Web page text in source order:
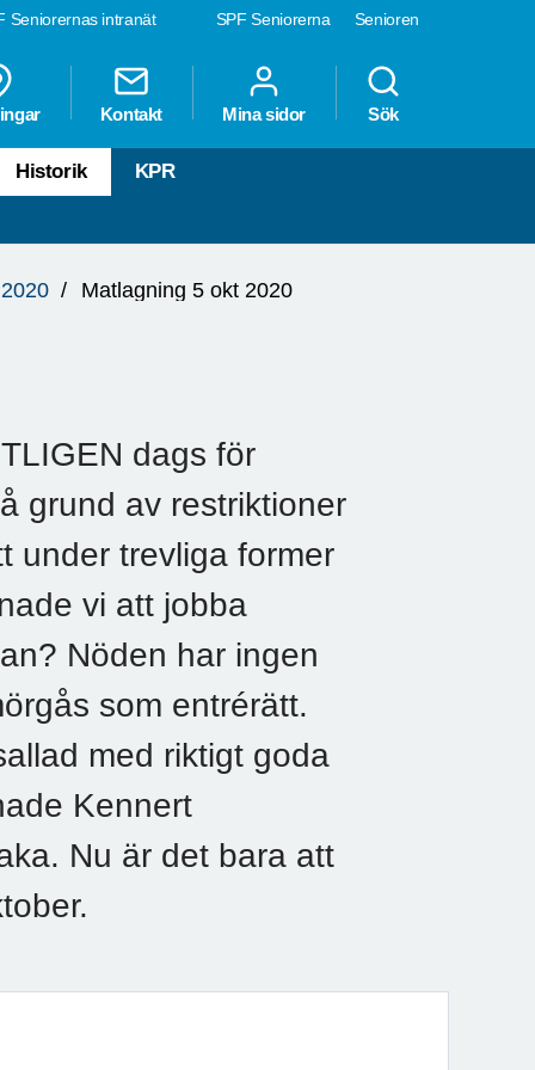
SPF Seniorerna Senioren
Seniorernas intranät
Kontakt Mina sidor Sök
Historik KPR
Matlagning 5 okt 2020
dags för
grund av restriktioner
under trevliga former
vi att jobba
Nöden har ingen
som entrérätt.
med riktigt goda
Kennert
Nu är det bara att